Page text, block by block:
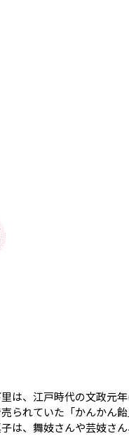
は、江戸時代の文政元
られていた「かんかん
は、舞妓さんや芸妓さ